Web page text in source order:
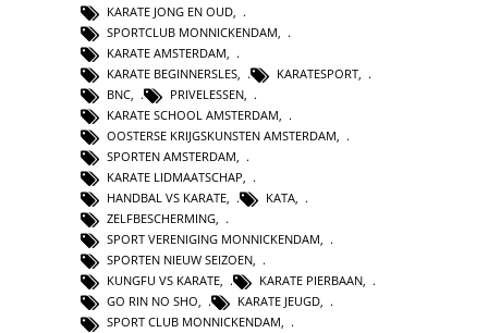
KARATE JONG EN OUD
SPORTCLUB MONNICKENDAM
KARATE AMSTERDAM
KARATE BEGINNERSLES
KARATESPORT
BNC
PRIVELESSEN
KARATE SCHOOL AMSTERDAM
OOSTERSE KRIJGSKUNSTEN AMSTERDAM
SPORTEN AMSTERDAM
KARATE LIDMAATSCHAP,
HANDBAL VS KARATE, KATA,
ZELFBESCHERMING,
SPORT VERENIGING MONNICKENDAM,
SPORTEN NIEUW SEIZOEN,
KUNGFU VS KARATE, KARATE PIERBAAN,
GO RIN NO SHO, KARATE JEUGD,
SPORT CLUB MONNICKENDAM,